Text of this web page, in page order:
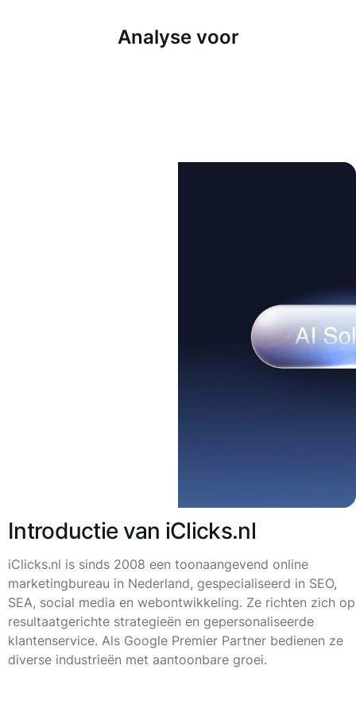
Analyse voor
Introductie van iClicks.nl
iClicks.nl is sinds 2008 een toonaangevend online
marketingbureau in Nederland, gespecialiseerd in SEO,
SEA, social media en webontwikkeling. Ze richten zich op
resultaatgerichte strategieën en gepersonaliseerde
klantenservice. Als Google Premier Partner bedienen ze
diverse industrieën met aantoonbare groei.